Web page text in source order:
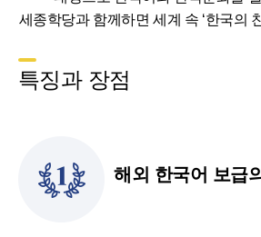
세종학당과 함께하면 세계 속 ‘한국의
특징과 장점
해외 한국어 보급의